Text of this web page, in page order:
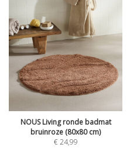
NOUS Living ronde badmat
bruinroze (80x80 cm)
€24,99